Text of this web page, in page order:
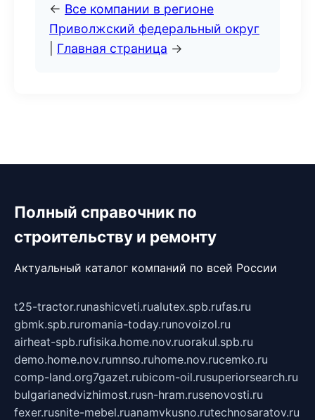
← Все компании в регионе
Приволжский федеральный округ
Главная страница →
Полный справочник по
строительству и ремонту
Актуальный каталог компаний по всей России
t25-tractor.runashicveti.rualutex.spb.rufas.ru
gbmk.spb.ruromania-today.runovoizol.ru
airheat-spb.rufisika.home.nov.ruorakul.spb.ru
demo.home.nov.rumnso.ruhome.nov.rucemko.ru
comp-land.org7gazet.rubicom-oil.rusuperiorsearch.ru
bulgarianedvizhimost.rusn-hram.rusenovosti.ru
fexer.rusnite-mebel.ruanamvkusno.rutechnosaratov.ru